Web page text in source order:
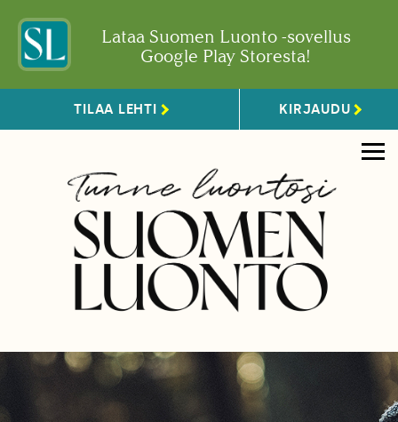
Lataa Suomen Luonto -sovellus
Google Play Storesta!
TILAA LEHTI KIRJAUDU